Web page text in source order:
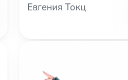
Евгения Токц